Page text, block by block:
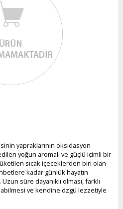
yapraklarının oksidasyon
yoğun aromalı ve güçlü içimli bir
sıcak içeceklerden biri olan
kadar günlük hayatın
süre dayanıklı olması, farklı
ve kendine özgü lezzetiyle